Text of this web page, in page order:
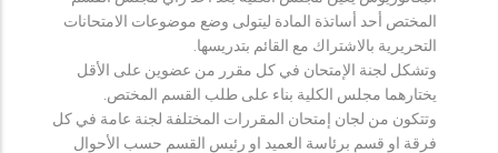
المختص أحد أساتذة المادة ليتولى وضع موضوعات الامتحانات
التحريرية بالاشتراك مع القائم بتدريسها.
وتشكل لجنة الإمتحان في كل مقرر من عضوين على الأقل
يختارهما مجلس الكلية بناء على طلب القسم المختص.
وتتكون من لجان إمتحان المقررات المختلفة لجنة عامة في كل
فرقة او قسم برئاسة العميد او رئيس القسم حسب الأحوال